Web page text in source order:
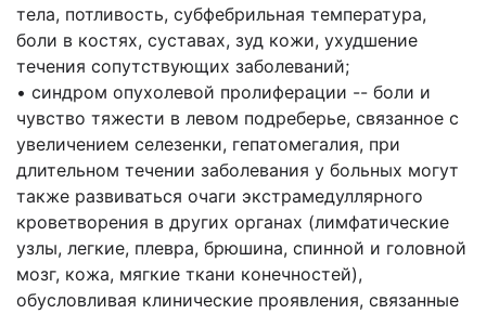
тела, потливость, субфебрильная температура,
боли в костях, суставах, зуд кожи, ухудшение
течения сопутствующих заболеваний;
• синдром опухолевой пролиферации -- боли и
чувство тяжести в левом подреберье, связанное с
увеличением селезенки, гепатомегалия, при
длительном течении заболевания у больных могут
также развиваться очаги экстрамедуллярного
кроветворения в других органах (лимфатические
узлы, легкие, плевра, брюшина, спинной и головной
мозг, кожа, мягкие ткани конечностей),
обусловливая клинические проявления, связанные